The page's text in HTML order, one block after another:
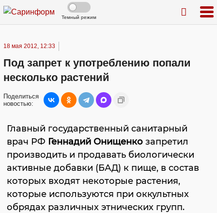
Темный режим
18 мая 2012, 12:33
Под запрет к употреблению попали
несколько растений
Поделиться
новостью:
Главный государственный санитарный
врач РФ Геннадий Онищенко запретил
производить и продавать биологически
активные добавки (БАД) к пище, в состав
которых входят некоторые растения,
которые используются при оккультных
обрядах различных этнических групп.